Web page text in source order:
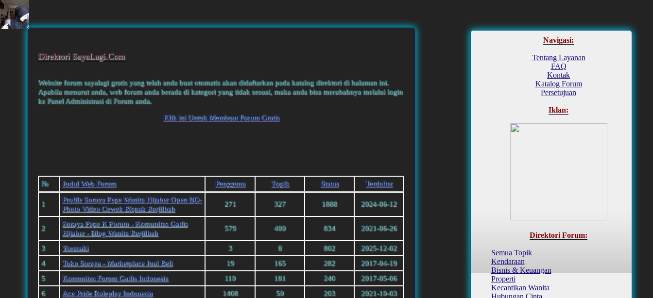
Direktori SayaLagi.Com
Website forum sayalagi gratis yang telah anda buat otomatis akan didaftarkan pada katalog direktori di halaman ini.
Apabila menurut anda, web forum anda berada di kategori yang tidak sesuai, maka anda bisa merubahnya melalui login
ke Panel Administrasi di Forum anda.
Klik ini Untuk Membuat Forum Gratis
№ Judul Web Forum Pengguna Тopik Status Terdaftar
1
Profile Soraya Pepe Wanita Hijaber Open BO-
Photo Video Cewek Bispak Berjilbab
271 327 1888 2024-06-12
2
Soraya Pepe K Forum - Komunitas Gadis
Hijaber - Blog Wanita Berjilbab
579 400 834 2021-06-26
3 Yorasaki 3 8 802
2025-12-02
4
Toko Soraya - Marketplace Jual Beli 19 165 282
2017-04-19
5
Komunitas Forum Gadis Indonesia 110 181 240
2017-05-06
6
Ace Pride Roleplay Indonesia 1408 50 203 2021-10-03
Navigasi:
Tentang Layanan
FAQ
Kontak
Katalog Forum
Persetujuan
Iklan:
Direktori Forum:
Semua Topik
Kendaraan
Bisnis & Keuangan
Properti
Kecantikan Wanita